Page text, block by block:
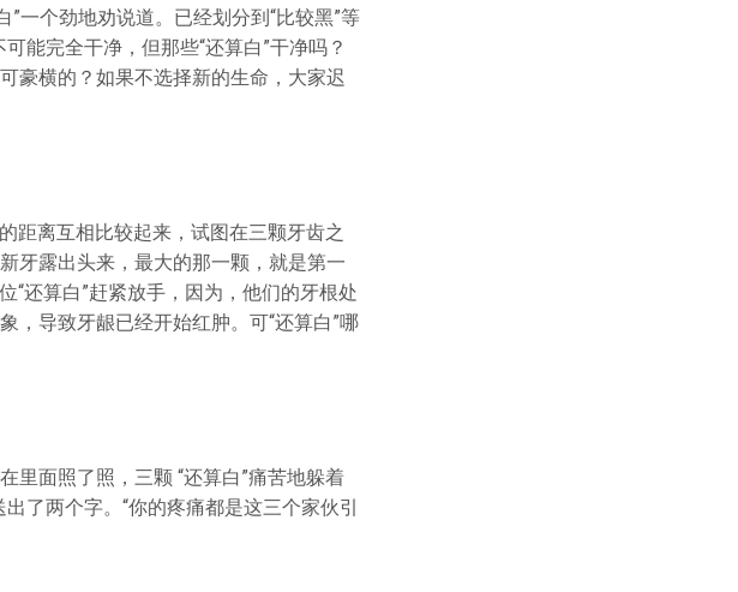
一个劲地劝说道。已经划分到“比较黑”等
能完全干净，但那些“还算白”干净吗？
豪横的？如果不选择新的生命，大家迟
距离互相比较起来，试图在三颗牙齿之
牙露出头来，最大的那一颗，就是第一
“还算白”赶紧放手，因为，他们的牙根处
，导致牙龈已经开始红肿。可“还算白”哪
里面照了照，三颗 “还算白”痛苦地躲着
了两个字。“你的疼痛都是这三个家伙引